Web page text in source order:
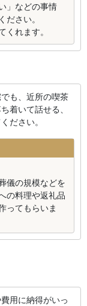
」などの事情
さい。
れます。
も、近所の喫茶
着いて話せる、
ださい。
儀の規模などを
の料理や返礼品
ってもらいま
用に納得がいっ